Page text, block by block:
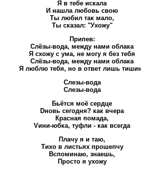
Я в тебе искала
И нашла любовь свою
Ты любил так мало,
Ты сказал: "Ухожу"
Припев:
Слёзы-вода, между нами облака
Я схожу с ума, не могу я без тебя
Слёзы-вода, между нами облака
Я люблю тебя, но в ответ лишь
Слезы-вода
Слезы-вода
Бьётся моё сердце
Dновь сегодня? как вчера
Красная помада,
Vини-юбка, туфли - как всегда
Плачу я и таю,
Тихо в листьях прошепчу
Вспоминаю, знаешь,
Просто я ухожу